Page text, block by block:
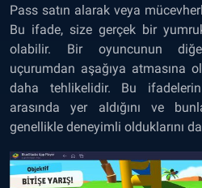
Pass satın alarak veya
Bu ifade, size gerçek bir
olabilir. Bir oyuncunun
uçurumdan aşağıya atmasına
daha tehlikelidir. Bu
arasında yer aldığını ve
genellikle deneyimli olduklarını